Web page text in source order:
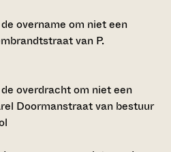
overname om niet een
van P.
overdracht om niet een
Doormanstraat van bestuur